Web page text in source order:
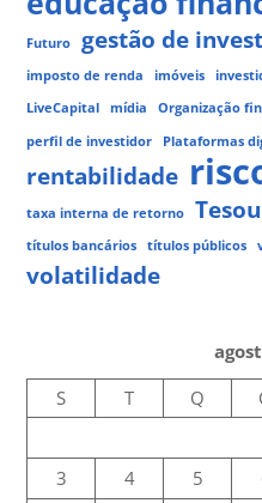
Futuro gestão de
imposto de renda imóveis
LiveCapital
mídia Organização
perfil de investidor
Plataformas
rentabilidade
taxa interna de retorno
títulos bancários
títulos públicos
volatilidade
S
T Q
3
4 5